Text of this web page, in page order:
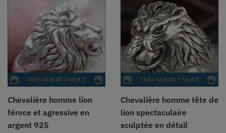
Chevalière homme lion
féroce et agressive en
argent 925
Chevalière homme tête de
lion spectaculaire
sculptée en détail